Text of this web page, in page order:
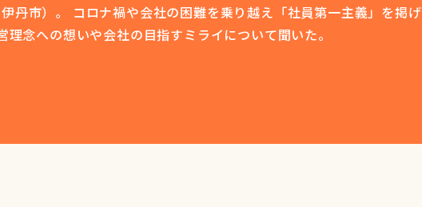
丹市）。 コロナ禍や会社の困難を乗り越え「社員第一主義」を掲げ
念への想いや会社の目指すミライについて聞いた。